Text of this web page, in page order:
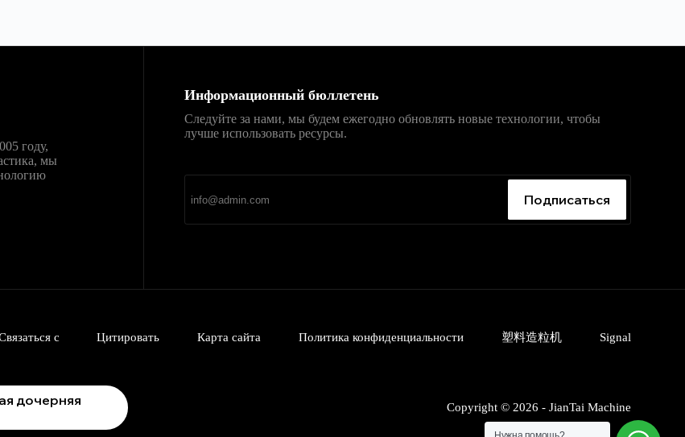
году,
мы
Информационный бюллетень
Следуйте за нами, мы будем ежегодно обновлять новые технологии, чтобы
лучше использовать ресурсы.
Подписаться
с Цитировать Карта сайта Политика конфиденциальности 塑料造粒机 Signal
дочерняя
Copyright © 2026 - JianTai Machine